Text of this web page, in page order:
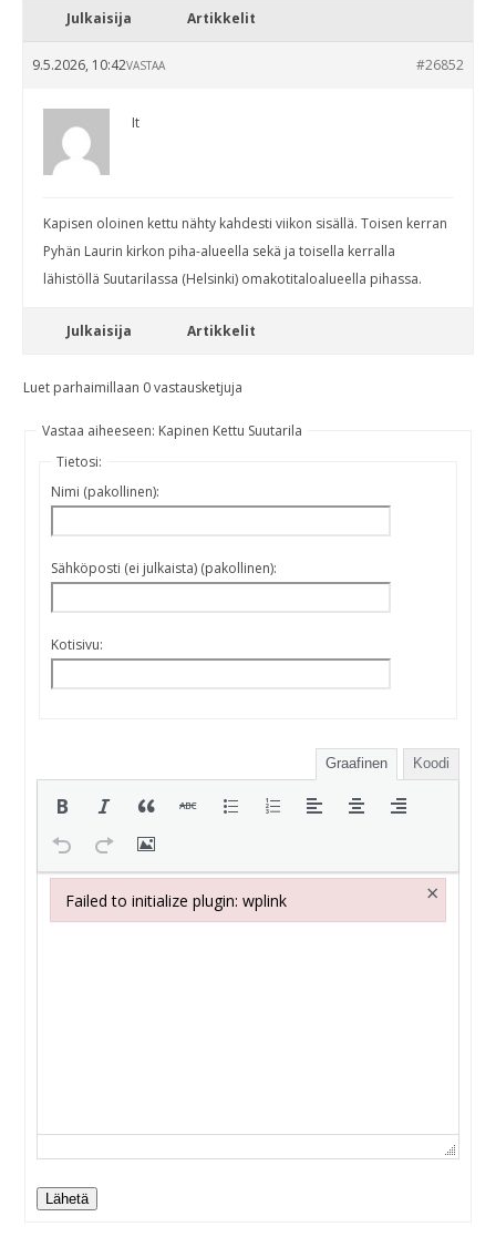
Julkaisija Artikkelit
9.5.2026, 10:42 #26852
VASTAA
It
Kapisen oloinen kettu nähty kahdesti viikon sisällä. Toisen kerran
Pyhän Laurin kirkon piha-alueella sekä ja toisella kerralla
lähistöllä Suutarilassa (Helsinki) omakotitaloalueella pihassa.
Julkaisija Artikkelit
Luet parhaimillaan 0 vastausketjuja
Vastaa aiheeseen: Kapinen Kettu Suutarila
Tietosi:
Nimi (pakollinen):
Sähköposti (ei julkaista) (pakollinen):
Kotisivu:
Graafinen Koodi
Lähetä
Failed to initialize plugin: wplink ×
Failed to initialize plugin: wplink